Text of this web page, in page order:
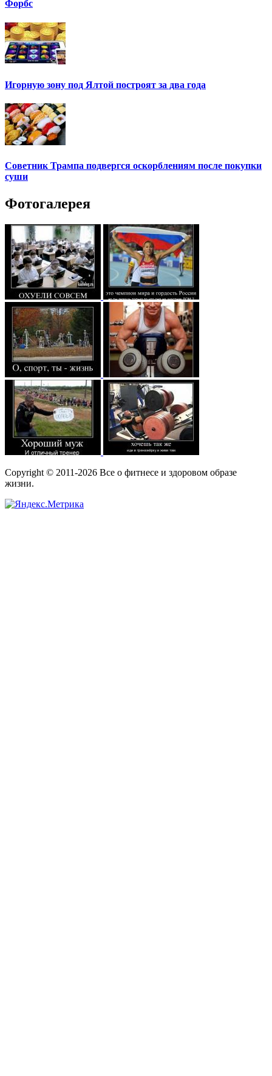
Форбс
Игорную зону под Ялтой построят за два года
Советник Трампа подвергся оскорблениям после покупки
суши
Фотогалерея
Copyright © 2011-2026 Все о фитнесе и здоровом образе
жизни.